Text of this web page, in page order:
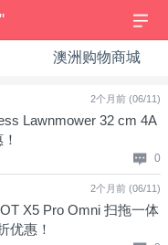
澳洲购物商城
2个月前 (06/11)
Lawnmower 32 cm 4A
0
2个月前 (06/11)
X5 Pro Omni 扫拖一体
优惠！